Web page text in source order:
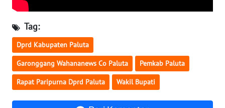
Tag:
Dprd Kabupaten Paluta
Garonggang Wahananews Co Paluta Pemkab Paluta
Rapat Paripurna Dprd Paluta Wakil Bupati
KALTARA
WN
KALSEL
WN
KALTIM